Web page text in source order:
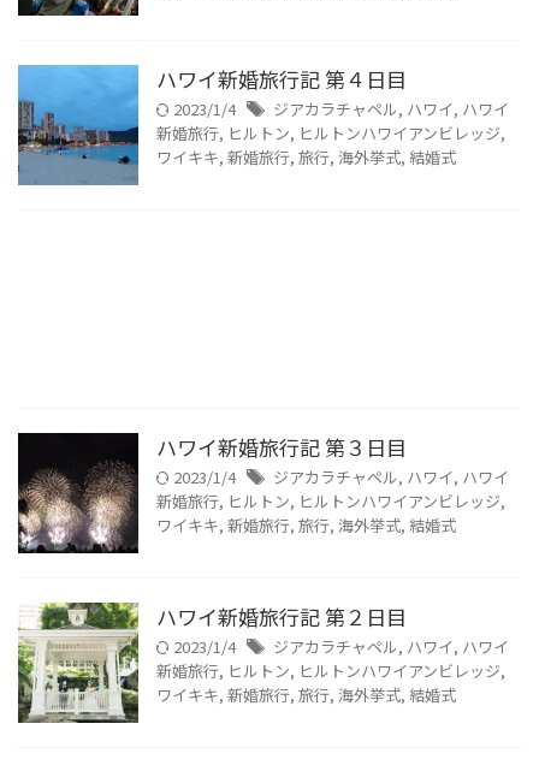
ハワイ新婚旅行記 第４日目
2023/1/4 ジアカラチャペル, ハワイ, ハワイ
新婚旅行, ヒルトン, ヒルトンハワイアンビレッジ,
ワイキキ, 新婚旅行, 旅行, 海外挙式, 結婚式
ハワイ新婚旅行記 第３日目
2023/1/4 ジアカラチャペル, ハワイ, ハワイ
新婚旅行, ヒルトン, ヒルトンハワイアンビレッジ,
ワイキキ, 新婚旅行, 旅行, 海外挙式, 結婚式
ハワイ新婚旅行記 第２日目
2023/1/4 ジアカラチャペル, ハワイ, ハワイ
新婚旅行, ヒルトン, ヒルトンハワイアンビレッジ,
ワイキキ, 新婚旅行, 旅行, 海外挙式, 結婚式